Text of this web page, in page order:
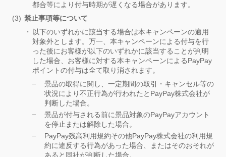
都合等により付与時期が遅くなる場合があります。
禁止事項等について
以下のいずれかに該当する場合は本キャンペーンの適用
対象外とします。万一、本キャンペーンによる付与を行
った後にお客様が以下のいずれかに該当することが判明
した場合、お客様に対する本キャンペーンによるPayPay
ポイントの付与は全て取り消されます。
景品の取得に関し、一定期間の取引・キャンセル等の
状況により不正行為が行われたとPayPay株式会社が
判断した場合。
景品が付与される前に景品対象のPayPayアカウント
を停止または解除した場合。
PayPay残高利用規約その他PayPay株式会社の利用規
約に違反する行為があった場合、またはそのおそれが
あると同社が判断した場合。